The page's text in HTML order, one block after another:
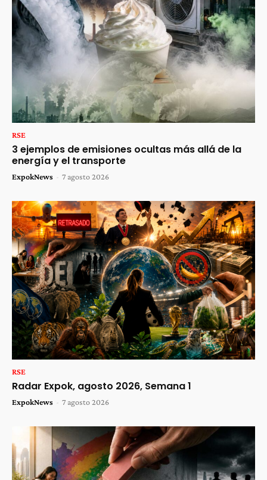
RSE
3 ejemplos de emisiones ocultas más allá de la
energía y el transporte
ExpokNews - 7 agosto 2026
RSE
Radar Expok, agosto 2026, Semana 1
ExpokNews - 7 agosto 2026